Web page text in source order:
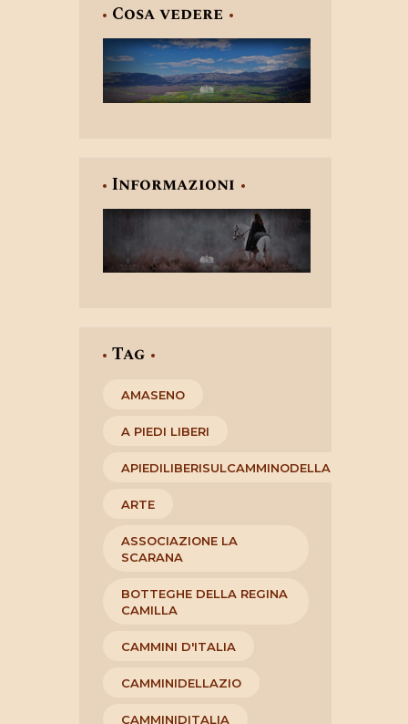
Cosa vedere
Informazioni
Tag
AMASENO
A PIEDI LIBERI
ARTE
ASSOCIAZIONE LA
SCARANA
BOTTEGHE DELLA REGINA
CAMILLA
CAMMINI D'ITALIA
CAMMINIDELLAZIO
CAMMINIDITALIA